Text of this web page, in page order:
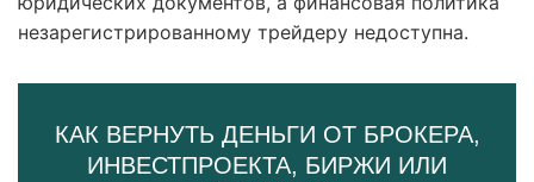
незарегистрированному трейдеру недоступна.
КАК ВЕРНУТЬ ДЕНЬГИ ОТ БРОКЕРА,
ИНВЕСТПРОЕКТА, БИРЖИ ИЛИ